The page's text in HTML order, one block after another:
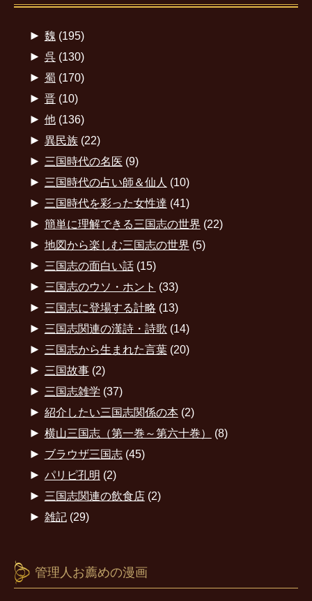
► 魏 (195)
► 呉(130)
► 蜀 (170)
► 晋(10)
► 他(136)
► 異民族(22)
► 三国時代の名医 (9)
► 三国時代の占い師＆仙人 (10)
► 三国時代を彩った女性達 (41)
► 簡単に理解できる三国志の世界 (22)
► 地図から楽しむ三国志の世界 (5)
► 三国志の面白い話(15)
► 三国志のウソ・ホント (33)
► 三国志に登場する計略 (13)
► 三国志関連の漢詩・詩歌 (14)
► 三国志から生まれた言葉(20)
► 三国故事(2)
► 三国志雑学 (37)
► 紹介したい三国志関係の本(2)
► 横山三国志（第一巻～第六十巻） (8)
► ブラウザ三国志(45)
► パリピ孔明 (2)
► 三国志関連の飲食店(2)
► 雑記(29)
管理人お薦めの漫画